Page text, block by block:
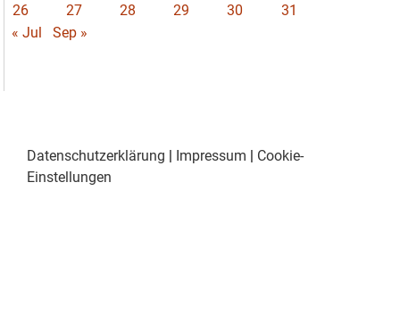
26
27 28 29 30
31
« Jul
Sep »
Datenschutzerklärung | Impressum | Cookie-
Einstellungen